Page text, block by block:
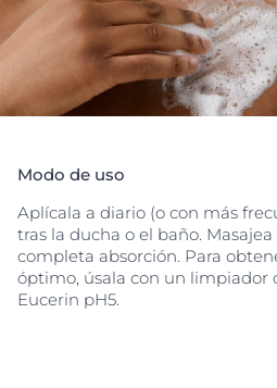
Modo de uso
Aplícala a diario (o con más
tras la ducha o el baño.
completa absorción. Para
óptimo, úsala con un limpiador
Eucerin pH5.